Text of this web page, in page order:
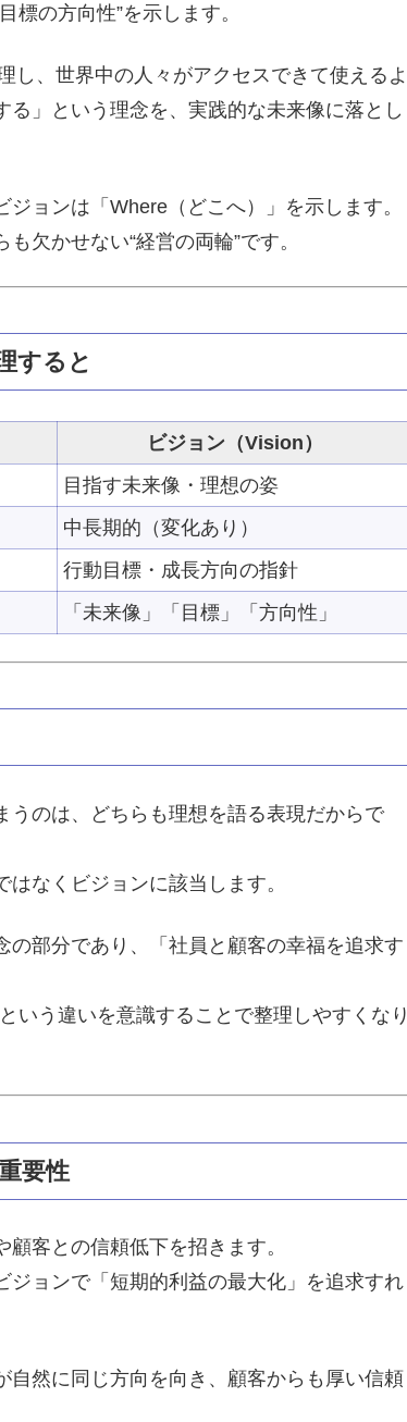
標の方向性”を示します。
し、世界中の人々がアクセスできて使えるよ
」という理念を、実践的な未来像に落とし
ョンは「Where（どこへ）」を示します。
欠かせない“経営の両輪”です。
すると
ビジョン（Vision）
目指す未来像・理想の姿
中長期的（変化あり）
行動目標・成長方向の指針
「未来像」「目標」「方向性」
のは、どちらも理想を語る表現だからで
なくビジョンに該当します。
部分であり、「社員と顧客の幸福を追求す
いう違いを意識することで整理しやすくなり
要性
客との信頼低下を招きます。
ョンで「短期的利益の最大化」を追求すれ
然に同じ方向を向き、顧客からも厚い信頼